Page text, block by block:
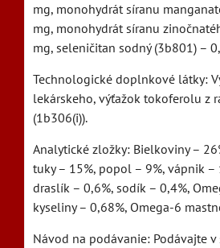
mg, monohydrát síranu
mg, monohydrát síranu
mg, seleničitan sodný (3b801) –
Technologické doplnkové látky:
lekárskeho, výťažok tokoferolu z
(1b306(i)).
Analytické zložky: Bielkoviny –
tuky – 15%, popol – 9%, vápnik –
draslík – 0,6%, sodík – 0,4%,
kyseliny – 0,68%, Omega-6
Návod na podávanie: Podávajte v